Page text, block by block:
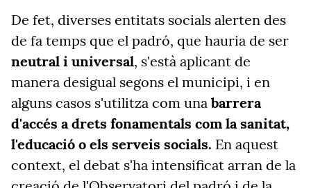
De fet, diverses entitats socials alerten des
de fa temps que el padró, que hauria de ser
neutral i universal, s'està aplicant de
manera desigual segons el municipi, i en
alguns casos s'utilitza com una barrera
d'accés a drets fonamentals com la sanitat,
l'educació o els serveis socials. En aquest
context, el debat s'ha intensificat arran de la